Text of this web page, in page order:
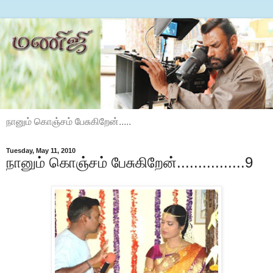
நானும் கொஞ்சம் பேசுகிறேன்.....
Tuesday, May 11, 2010
நானும் கொஞ்சம் பேசுகிறேன்................9